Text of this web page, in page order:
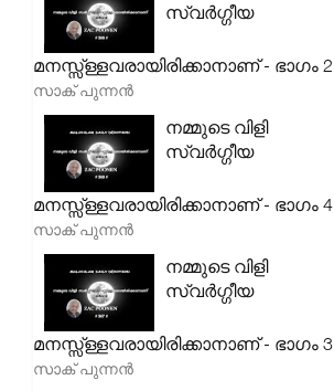
സ്വർഗ്ഗീയ
മനസ്സ്ള്ളവരായിരിക്കാനാണ് - ഭാഗം 2
സാക് പുന്നൻ
നമ്മുടെ വിളി
സ്വർഗ്ഗീയ
മനസ്സ്ള്ളവരായിരിക്കാനാണ് - ഭാഗം 4
സാക് പുന്നൻ
നമ്മുടെ വിളി
സ്വർഗ്ഗീയ
മനസ്സ്ള്ളവരായിരിക്കാനാണ് - ഭാഗം 3
സാക് പുന്നൻ